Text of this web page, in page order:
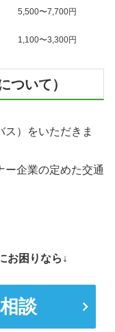
5,500〜7,700円
1,100〜3,300円
ついて）
）をいただきま
ー企業の定めた交通
お困りなら↓
談